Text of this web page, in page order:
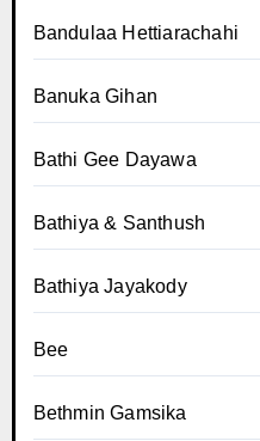
Bandulaa Hettiarachahi
Banuka Gihan
Bathi Gee Dayawa
Bathiya & Santhush
Bathiya Jayakody
Bee
Bethmin Gamsika